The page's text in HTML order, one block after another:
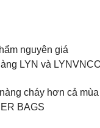
nguyên giá
LYN và
cháy hơn cả
BAGS